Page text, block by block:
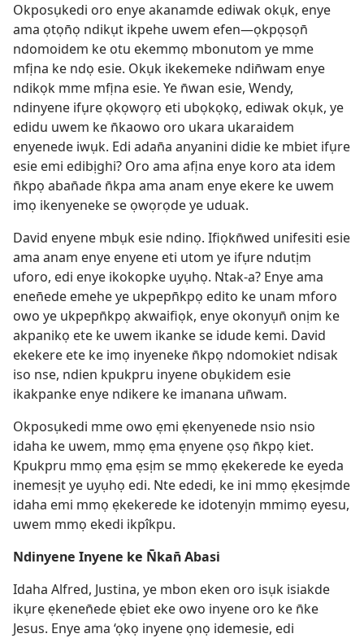
Okposụkedi oro enye akanamde ediwak okụk, enye
ama ọtọn̄ọ ndikụt ikpehe uwem efen—ọkpọsọn̄
ndomoidem ke otu ekemmọ mbonutom ye mme
mfịna ke ndọ esie. Okụk ikekemeke ndin̄wam enye
ndikọk mme mfịna esie. Ye n̄wan esie, Wendy,
ndinyene ifụre ọkọwọrọ eti ubọkọkọ, ediwak okụk, ye
edidu uwem ke n̄kaowo oro ukara ukaraidem
enyenede iwụk. Edi adan̄a anyanini didie ke mbiet ifụre
esie emi edibịghi? Oro ama afịna enye koro ata idem
n̄kpọ aban̄ade n̄kpa ama anam enye ekere ke uwem
imọ ikenyeneke se ọwọrọde ye uduak.
David enyene mbụk esie ndinọ. Ifiọkn̄wed unifesiti esie
ama anam enye enyene eti utom ye ifụre ndutịm
uforo, edi enye ikokopke uyụhọ. Ntak-a? Enye ama
enen̄ede emehe ye ukpepn̄kpọ edito ke unam mforo
owo ye ukpepn̄kpọ akwaifiọk, enye okonyụn̄ onịm ke
akpanikọ ete ke uwem ikanke se idude kemi. David
ekekere ete ke imọ inyeneke n̄kpọ ndomokiet ndisak
iso nse, ndien kpukpru inyene obụkidem esie
ikakpanke enye ndikere ke imanana un̄wam.
Okposụkedi mme owo ẹmi ẹkenyenede nsio nsio
idaha ke uwem, mmọ ẹma ẹnyene ọsọ n̄kpọ kiet.
Kpukpru mmọ ẹma ẹsịm se mmọ ẹkekerede ke eyeda
inemesịt ye uyụhọ edi. Nte ededi, ke ini mmọ ẹkesịmde
idaha emi mmọ ẹkekerede ke idotenyịn mmimọ eyesu,
uwem mmọ ekedi ikpîkpu.
Ndinyene Inyene ke N̄kan̄ Abasi
Idaha Alfred, Justina, ye mbon eken oro isụk isiakde
ikụre ẹkenen̄ede ẹbiet eke owo inyene oro ke n̄ke
Jesus. Enye ama ‘ọkọ inyene ọnọ idemesie, edi